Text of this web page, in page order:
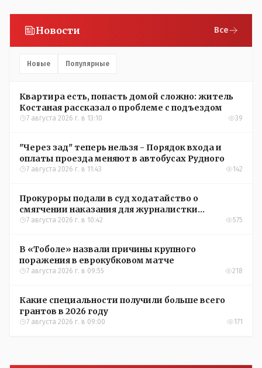
Новости Все
Новые Популярные
Квартира есть, попасть домой сложно: житель
Костаная рассказал о проблеме с подъездом
7 августа 2026 г. в 13:10 39
"Через зад" теперь нельзя - Порядок входа и
оплаты проезда меняют в автобусах Рудного
7 августа 2026 г. в 11:43 142
Прокуроры подали в суд ходатайство о
смягчении наказания для журналистки
Александры Алёховой
7 августа 2026 г. в 10:42 575
В «Тоболе» назвали причины крупного
поражения в еврокубковом матче
7 августа 2026 г. в 09:55 218
Какие специальности получили больше всего
грантов в 2026 году
7 августа 2026 г. в 09:00 171